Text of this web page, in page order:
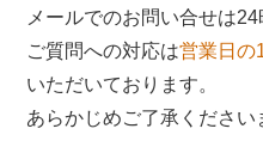
メールでのお問い合せは
ご質問への対応は営業日の
いただいております。
あらかじめご了承ください